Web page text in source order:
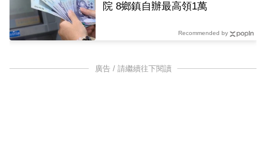
院 8鄉鎮自辦最高領1萬
Recommended by
廣告 / 請繼續往下閱讀